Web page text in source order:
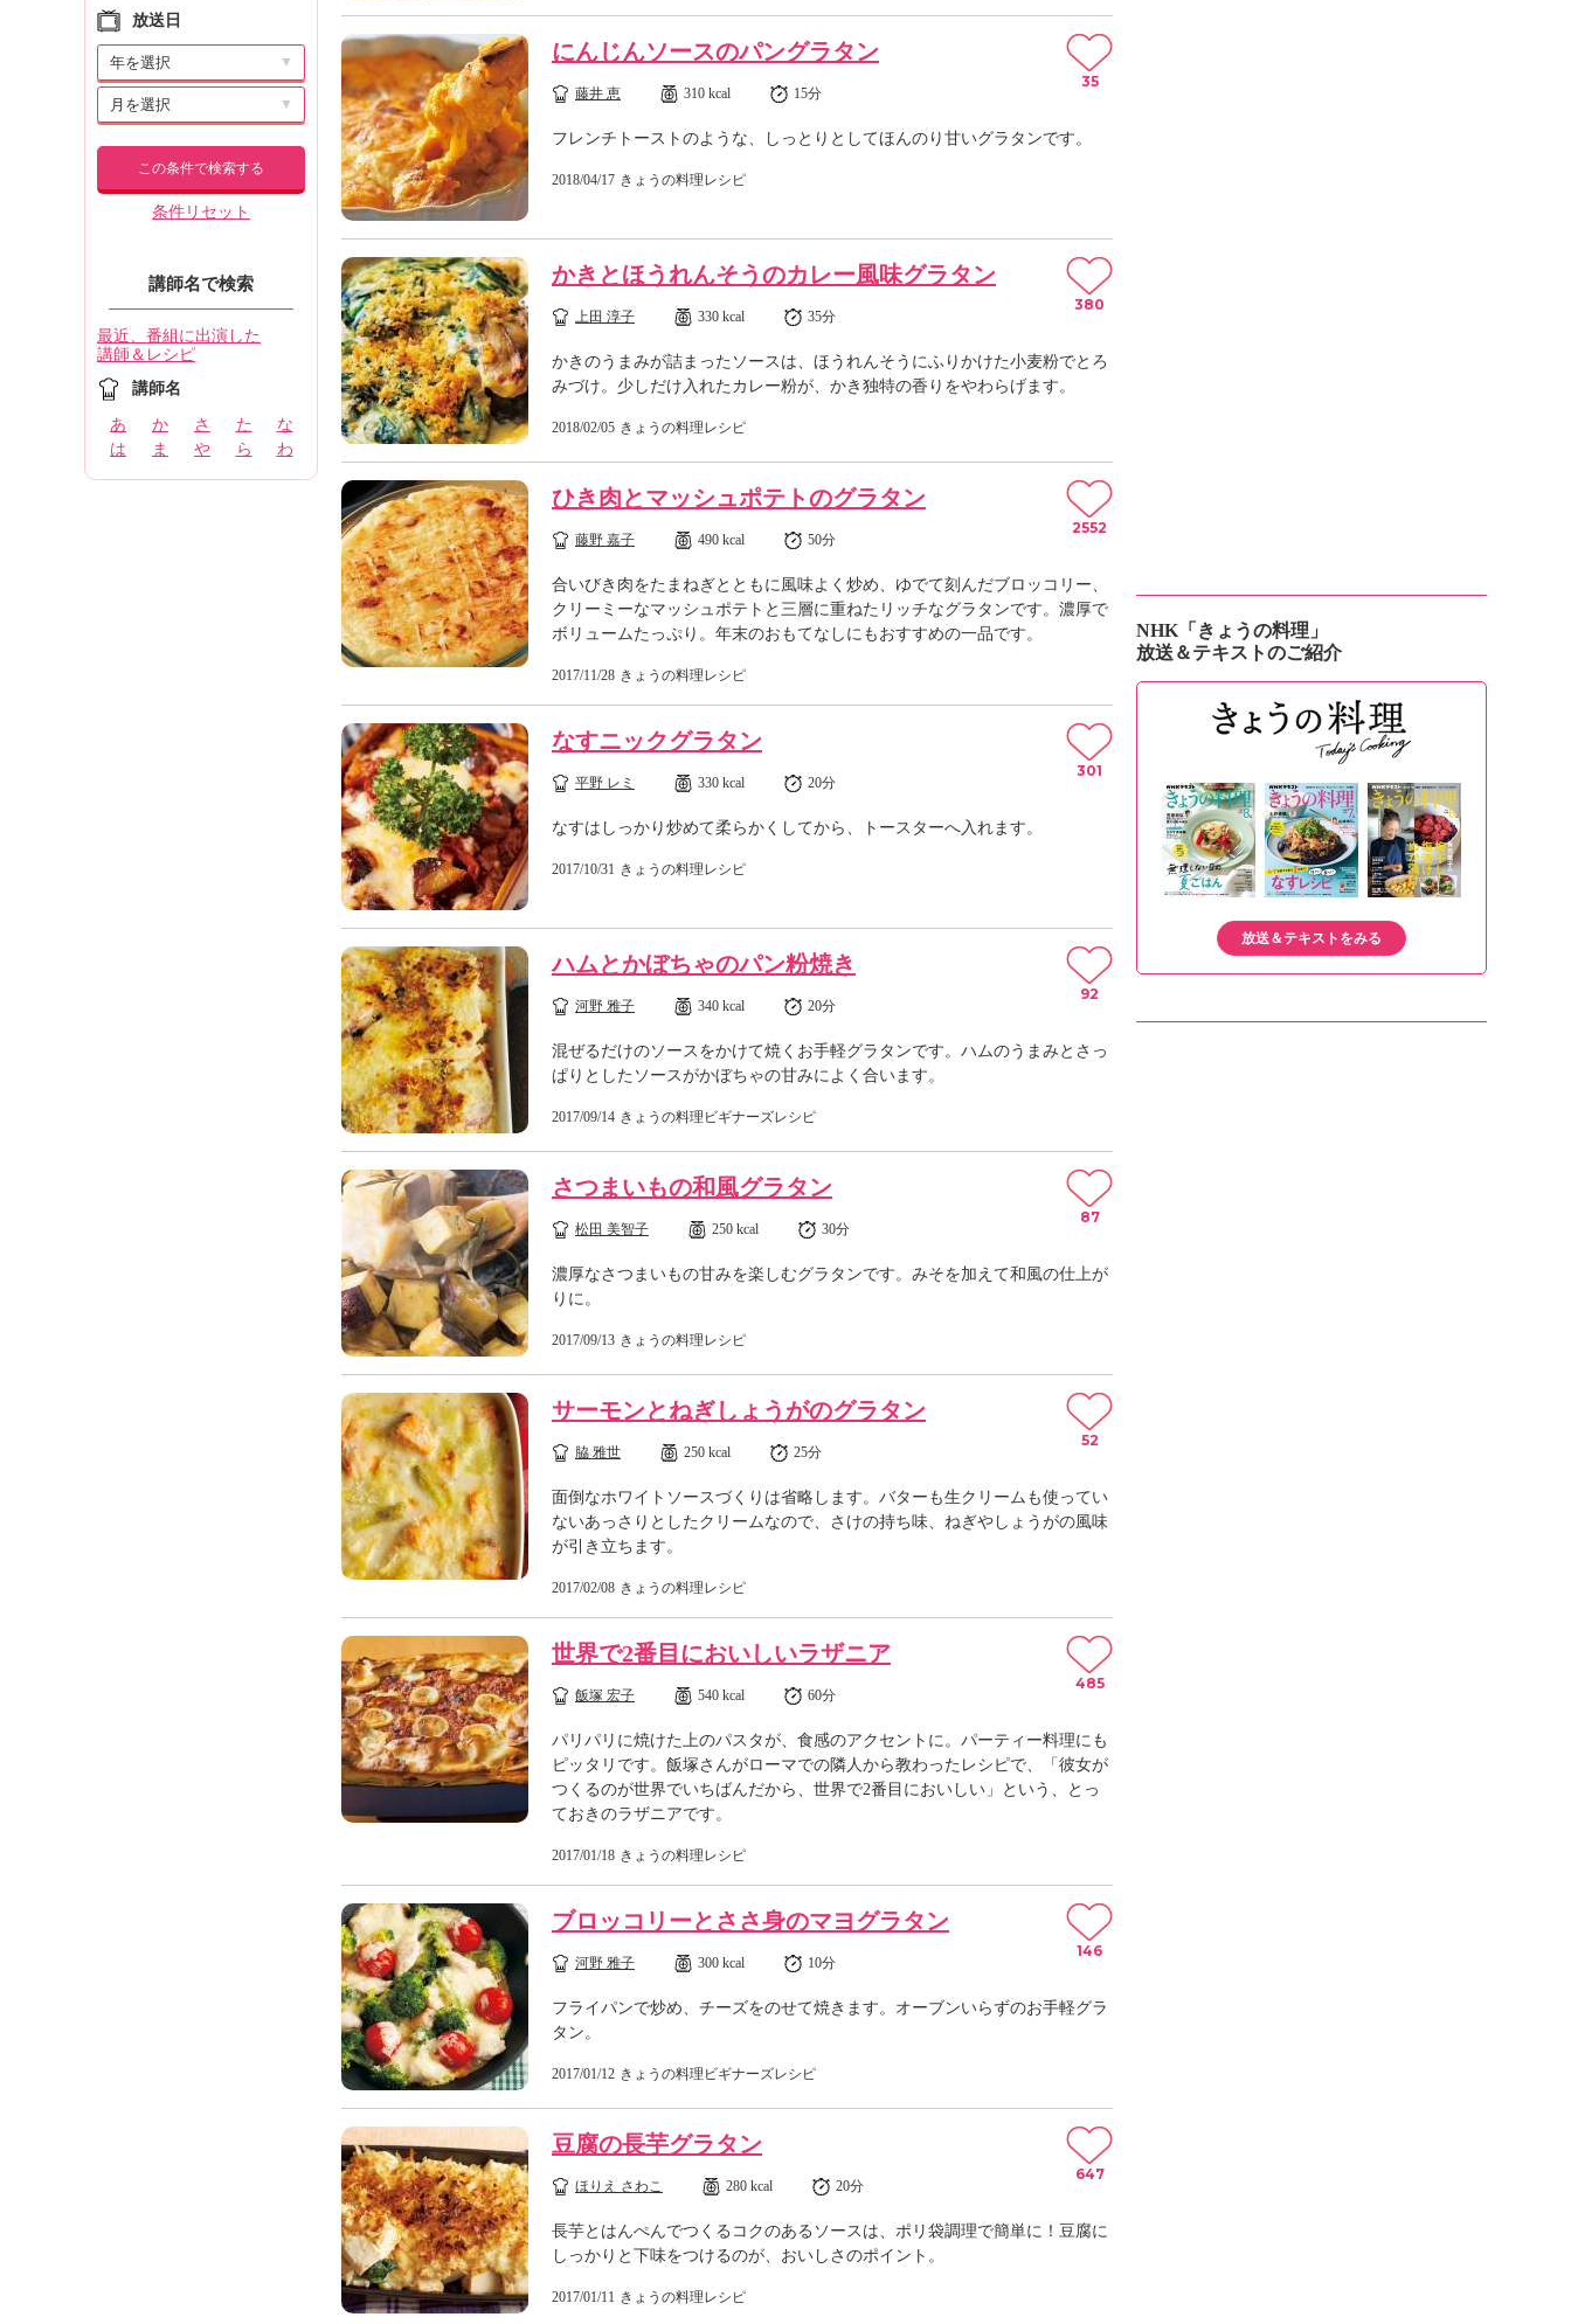
放送日
▼
▼
この条件で検索する
条件リセット
講師名で検索
最近、番組に出演した
講師＆レシピ
講師名
あ か さ た
な
は
ま や ら わ
にんじんソースのパングラタン
藤井 恵 310 kcal 15分
フレンチトーストのような、しっとりとしてほんのり甘いグラタンです。
2018/04/17 きょうの料理レシピ
35
かきとほうれんそうのカレー風味グラタン
上田 淳子 330 kcal 35分
かきのうまみが詰まったソースは、ほうれんそうにふりかけた小麦粉でとろ
みづけ。少しだけ入れたカレー粉が、かき独特の香りをやわらげます。
2018/02/05 きょうの料理レシピ
380
ひき肉とマッシュポテトのグラタン
藤野 嘉子 490 kcal 50分
合いびき肉をたまねぎとともに風味よく炒め、ゆでて刻んだブロッコリー、
クリーミーなマッシュポテトと三層に重ねたリッチなグラタンです。濃厚で
ボリュームたっぷり。年末のおもてなしにもおすすめの一品です。
2017/11/28 きょうの料理レシピ
2552
なすニックグラタン
平野 レミ 330 kcal 20分
なすはしっかり炒めて柔らかくしてから、トースターへ入れます。
2017/10/31 きょうの料理レシピ
301
ハムとかぼちゃのパン粉焼き
河野 雅子 340 kcal 20分
混ぜるだけのソースをかけて焼くお手軽グラタンです。ハムのうまみとさっ
ぱりとしたソースがかぼちゃの甘みによく合います。
2017/09/14 きょうの料理ビギナーズレシピ
92
さつまいもの和風グラタン
松田 美智子 250 kcal 30分
濃厚なさつまいもの甘みを楽しむグラタンです。みそを加えて和風の仕上が
りに。
2017/09/13 きょうの料理レシピ
87
サーモンとねぎしょうがのグラタン
脇 雅世 250 kcal 25分
面倒なホワイトソースづくりは省略します。バターも生クリームも使ってい
ないあっさりとしたクリームなので、さけの持ち味、ねぎやしょうがの風味
が引き立ちます。
2017/02/08 きょうの料理レシピ
52
世界で2番目においしいラザニア
飯塚 宏子 540 kcal 60分
パリパリに焼けた上のパスタが、食感のアクセントに。パーティー料理にも
ピッタリです。飯塚さんがローマでの隣人から教わったレシピで、「彼女が
つくるのが世界でいちばんだから、世界で2番目においしい」という、とっ
ておきのラザニアです。
2017/01/18 きょうの料理レシピ
485
ブロッコリーとささ身のマヨグラタン
河野 雅子 300 kcal 10分
フライパンで炒め、チーズをのせて焼きます。オーブンいらずのお手軽グラ
タン。
2017/01/12 きょうの料理ビギナーズレシピ
146
豆腐の長芋グラタン
ほりえ さわこ 280 kcal 20分
長芋とはんぺんでつくるコクのあるソースは、ポリ袋調理で簡単に！豆腐に
しっかりと下味をつけるのが、おいしさのポイント。
2017/01/11 きょうの料理レシピ
647
NHK「きょうの料理」
放送＆テキストのご紹介
放送＆テキストをみる